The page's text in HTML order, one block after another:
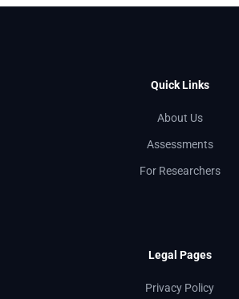
Quick Links
About Us
Assessments
For Researchers
Legal Pages
Privacy Policy